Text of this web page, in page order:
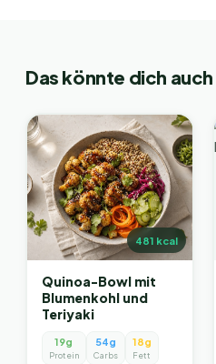
Das könnte dich
481 kcal
Quinoa-Bowl mit
Blumenkohl und
Teriyaki
19g
Protein
54g
Carbs
18g
Fett